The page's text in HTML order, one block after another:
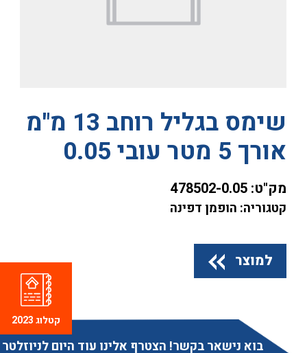
שימס בגליל רוחב 13 מ"מ
אורך 5 מטר עובי 0.05
מק"ט: 478502-0.05
קטגוריה: הופמן דפינה
למוצר
בוא נישאר בקשר! הצטרף אלינו עוד היום לניוזלטר
קטלוג 2023